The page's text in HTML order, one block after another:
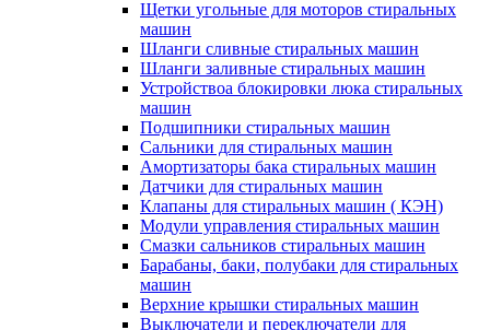
Щетки угольные для моторов стиральных
машин
Шланги сливные стиральных машин
Шланги заливные стиральных машин
Устройствоа блокировки люка стиральных
машин
Подшипники стиральных машин
Сальники для стиральных машин
Амортизаторы бака стиральных машин
Датчики для стиральных машин
Клапаны для стиральных машин ( КЭН)
Модули управления стиральных машин
Смазки сальников стиральных машин
Барабаны, баки, полубаки для стиральных
машин
Верхние крышки стиральных машин
Выключатели и переключатели для